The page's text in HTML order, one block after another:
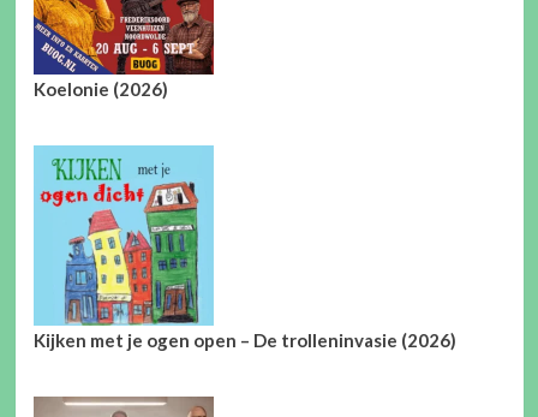
Koelonie (2026)
Kijken met je ogen open – De trolleninvasie (2026)